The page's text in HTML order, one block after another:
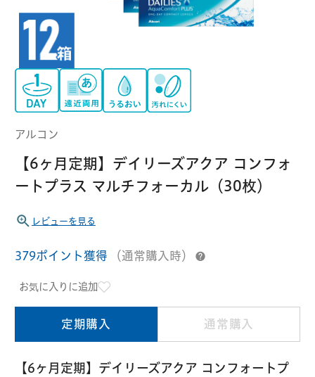
ハード コンタクトレンズ
ソフト
定期便
ケア用品
ソフト・使い捨て用
ハード用
オプション品
アイレ
アイミー 東レ
おトク定期便
Myクーポン
ご利用案内
当社について
アルコン
【6ヶ月定期】デイリーズアクア コンフォ
ートプラス マルチフォーカル（30枚）
レビューを見る
379ポイント獲得 （通常購入時）
お気に入りに追加
定期購入 通常購入
【6ヶ月定期】デイリーズアクア コンフォートプ